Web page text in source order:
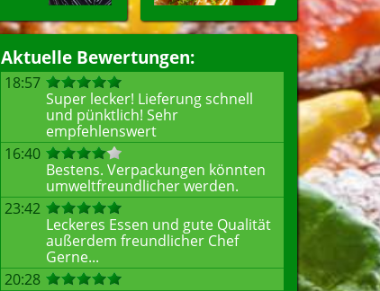
Aktuelle Bewertungen:
18:57
Super lecker! Lieferung schnell
und pünktlich! Sehr
empfehlenswert
16:40
Bestens. Verpackungen könnten
umweltfreundlicher werden.
23:42
Leckeres Essen und gute Qualität
außerdem freundlicher Chef
Gerne...
20:28